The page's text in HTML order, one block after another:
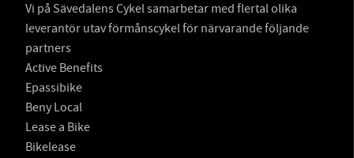
Vi på Sävedalens Cykel samarbetar med flertal olika
leverantör utav förmånscykel för närvarande följande
partners
Active Benefits
Epassibike
Beny Local
Lease a Bike
Bikelease